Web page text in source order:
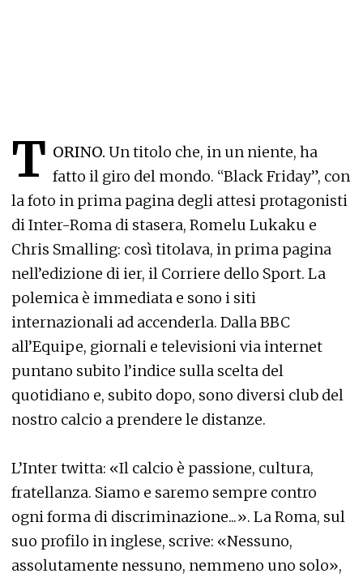
T ORINO. Un titolo che, in un niente, ha
fatto il giro del mondo. “Black Friday”, con
la foto in prima pagina degli attesi protagonisti
di Inter-Roma di stasera, Romelu Lukaku e
Chris Smalling: così titolava, in prima pagina
nell’edizione di ier, il Corriere dello Sport. La
polemica è immediata e sono i siti
internazionali ad accenderla. Dalla BBC
all’Equipe, giornali e televisioni via internet
puntano subito l’indice sulla scelta del
quotidiano e, subito dopo, sono diversi club del
nostro calcio a prendere le distanze.
L’Inter twitta: «Il calcio è passione, cultura,
fratellanza. Siamo e saremo sempre contro
ogni forma di discriminazione...». La Roma, sul
suo profilo in inglese, scrive: «Nessuno,
assolutamente nessuno, nemmeno uno solo»,